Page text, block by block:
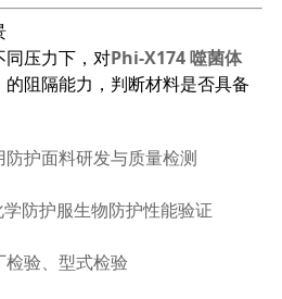
同压力下，对Phi‑X174 噬菌体
的阻隔能力，判断材料是否具备
护面料研发与质量检测
防护服生物防护性能验证
验、型式检验